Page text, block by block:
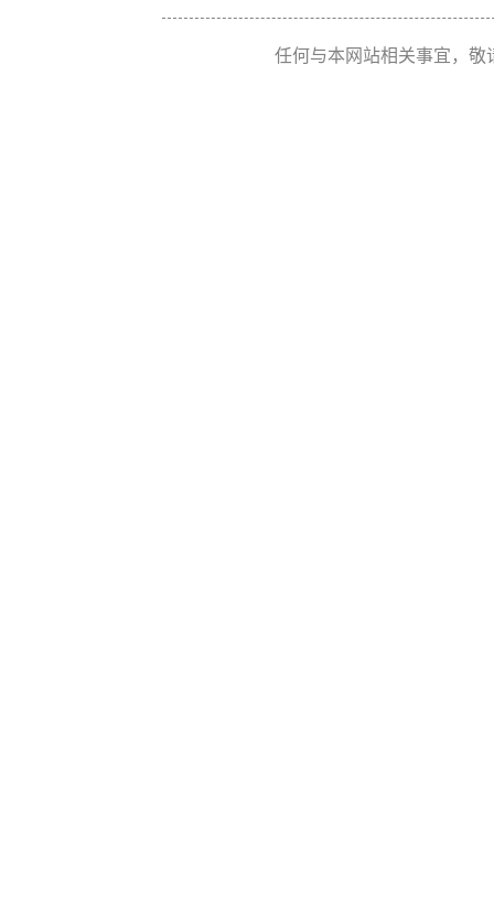
任何与本网站相关事宜，敬